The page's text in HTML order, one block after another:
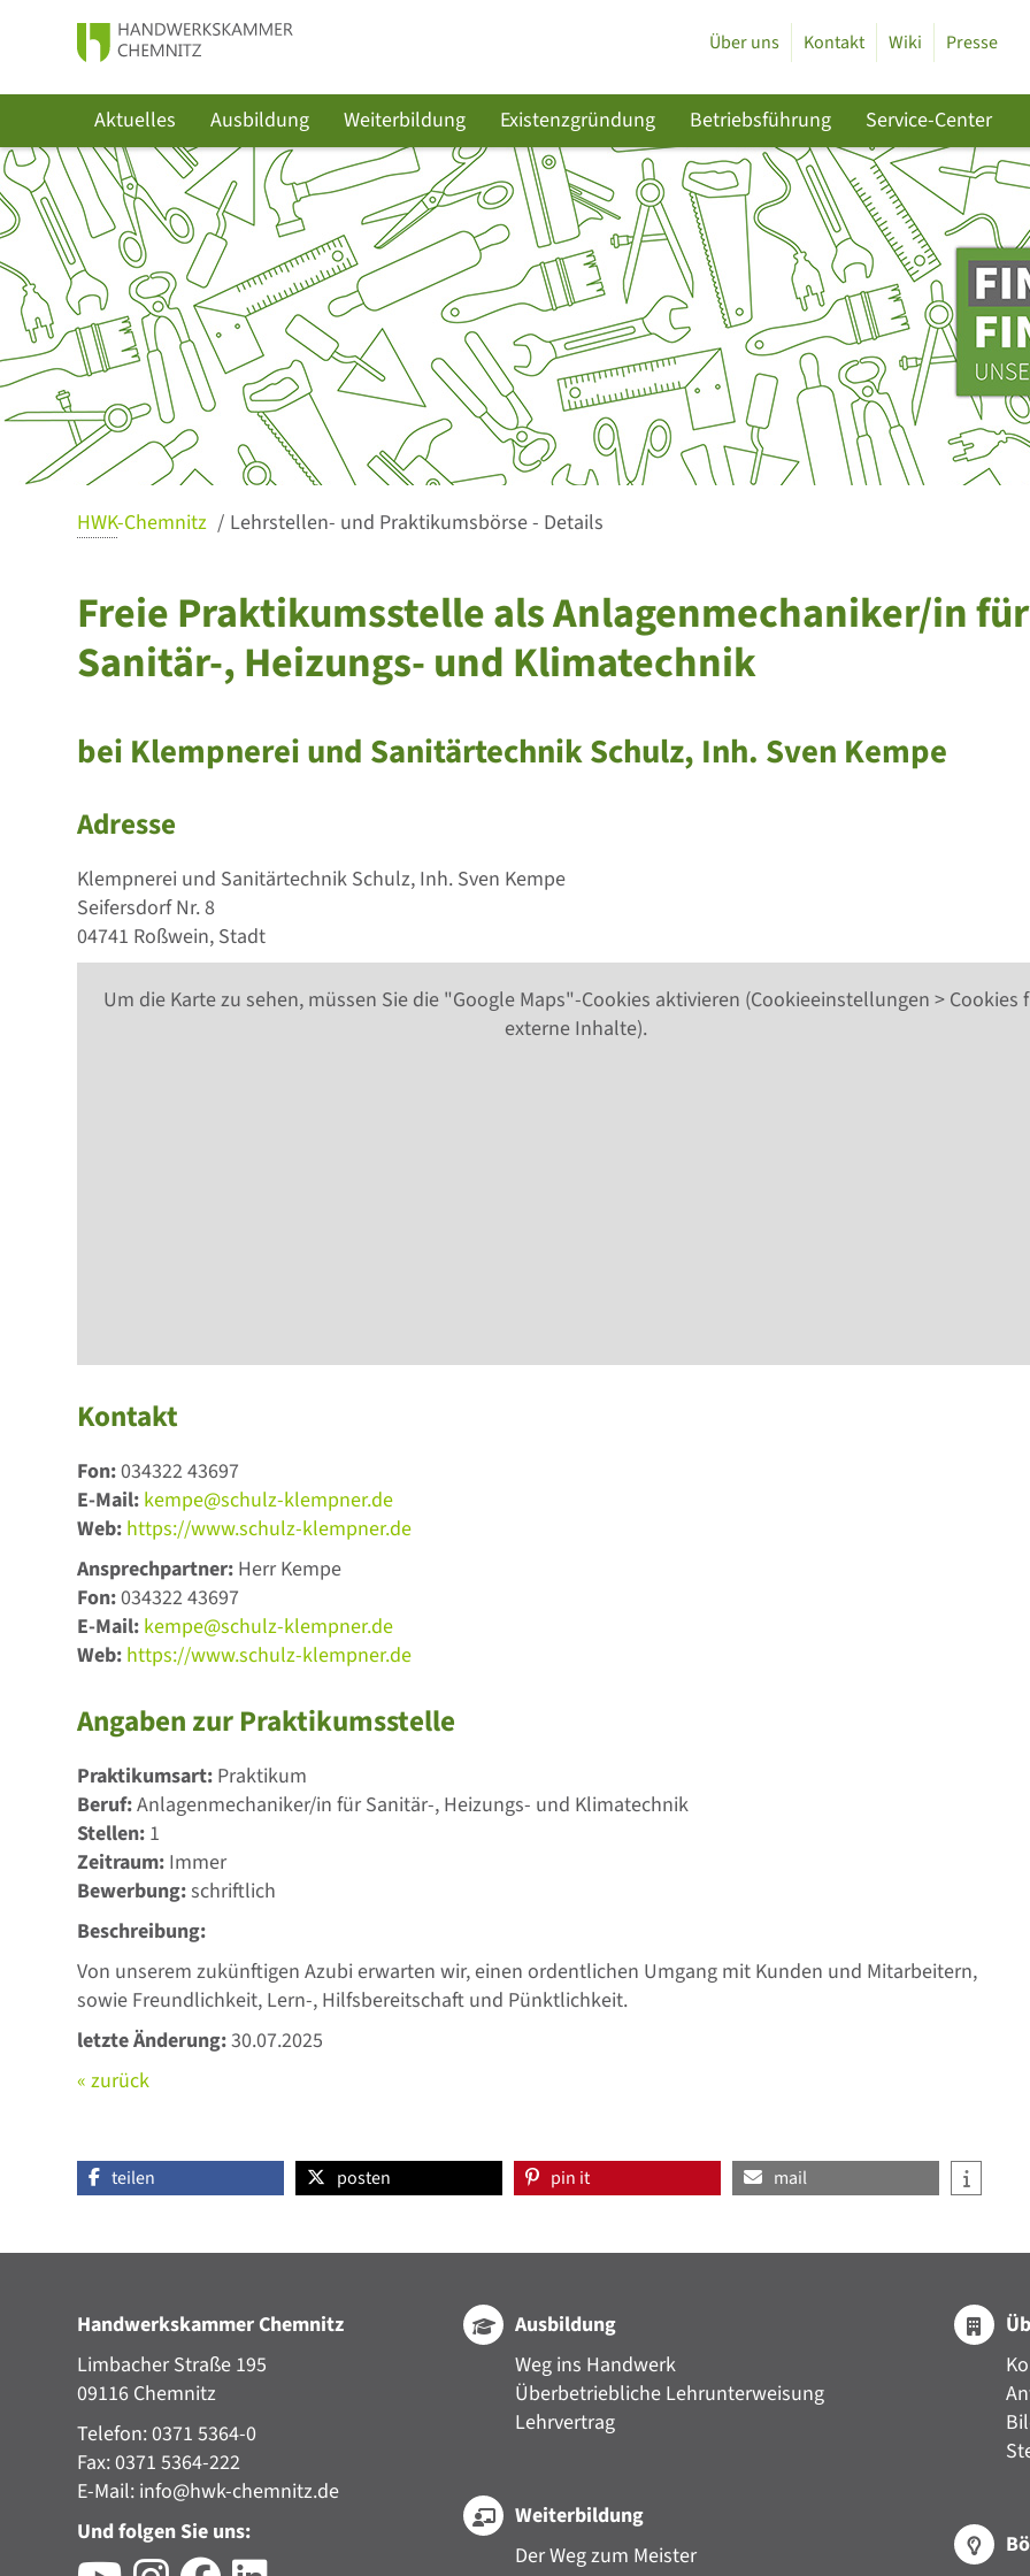
Über uns Kontakt Wiki Presse
Aktuelles Ausbildung Weiterbildung Existenzgründung Betriebsführung Service-Center
HWK-Chemnitz Lehrstellen- und Praktikumsbörse - Details
Freie Praktikumsstelle als Anlagenmechaniker/in für
Sanitär-, Heizungs- und Klimatechnik
bei Klempnerei und Sanitärtechnik Schulz, Inh. Sven Kempe
Adresse
Klempnerei und Sanitärtechnik Schulz, Inh. Sven Kempe
Seifersdorf Nr. 8
04741 Roßwein, Stadt
Um die Karte zu sehen, müssen Sie die "Google Maps"-Cookies aktivieren (Cookieeinstellungen > Cookies
externe Inhalte).
Kontakt
Fon:034322 43697
E-Mail: kempe@schulz-klempner.de
Web: https://www.schulz-klempner.de
Ansprechpartner: Herr Kempe
Fon:034322 43697
E-Mail: kempe@schulz-klempner.de
Web: https://www.schulz-klempner.de
Angaben zur Praktikumsstelle
Praktikumsart: Praktikum
Beruf:Anlagenmechaniker/in für Sanitär-, Heizungs- und Klimatechnik
Stellen: 1
Zeitraum: Immer
Bewerbung:schriftlich
Beschreibung:
Von unserem zukünftigen Azubi erwarten wir, einen ordentlichen Umgang mit Kunden und Mitarbeitern,
sowie Freundlichkeit, Lern-, Hilfsbereitschaft und Pünktlichkeit.
letzte Änderung:30.07.2025
« zurück
teilen posten pin it mail
Handwerkskammer Chemnitz
Limbacher Straße 195
09116 Chemnitz
Telefon: 0371 5364-0
Fax: 0371 5364-222
E-Mail: info@hwk-chemnitz.de
Und folgen Sie uns:
Ausbildung
Weg ins Handwerk
Überbetriebliche Lehrunterweisung
Lehrvertrag
Weiterbildung
Der Weg zum Meister